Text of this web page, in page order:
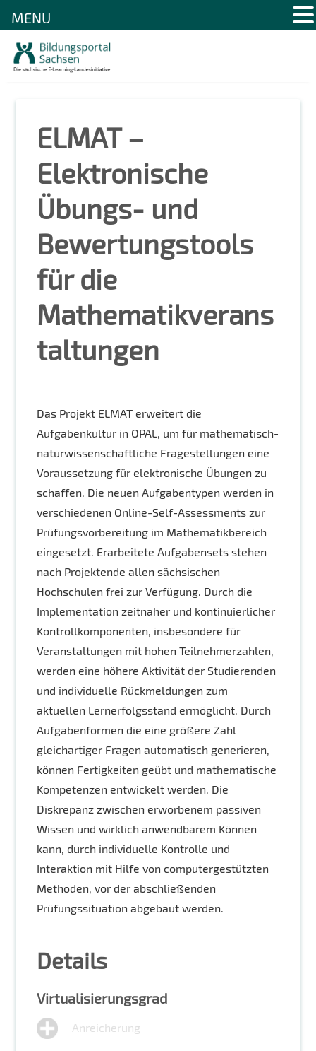
ELMAT –
Elektronische
Übungs- und
Bewertungstools
für die
Mathematikverans
taltungen
Das Projekt ELMAT erweitert die
Aufgabenkultur in OPAL, um für mathematisch-
naturwissenschaftliche Fragestellungen eine
Voraussetzung für elektronische Übungen zu
schaffen. Die neuen Aufgabentypen werden in
verschiedenen Online-Self-Assessments zur
Prüfungsvorbereitung im Mathematikbereich
eingesetzt. Erarbeitete Aufgabensets stehen
nach Projektende allen sächsischen
Hochschulen frei zur Verfügung. Durch die
Implementation zeitnaher und kontinuierlicher
Kontrollkomponenten, insbesondere für
Veranstaltungen mit hohen Teilnehmerzahlen,
werden eine höhere Aktivität der Studierenden
und individuelle Rückmeldungen zum
aktuellen Lernerfolgsstand ermöglicht. Durch
Aufgabenformen die eine größere Zahl
gleichartiger Fragen automatisch generieren,
können Fertigkeiten geübt und mathematische
Kompetenzen entwickelt werden. Die
Diskrepanz zwischen erworbenem passiven
Wissen und wirklich anwendbarem Können
kann, durch individuelle Kontrolle und
Interaktion mit Hilfe von computergestützten
Methoden, vor der abschließenden
Prüfungssituation abgebaut werden.
Details
Virtualisierungsgrad
Anreicherung
MENU